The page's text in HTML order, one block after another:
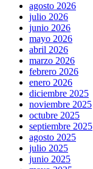
agosto 2026
julio 2026
junio 2026
mayo 2026
abril 2026
marzo 2026
febrero 2026
enero 2026
diciembre 2025
noviembre 2025
octubre 2025
septiembre 2025
agosto 2025
julio 2025
junio 2025